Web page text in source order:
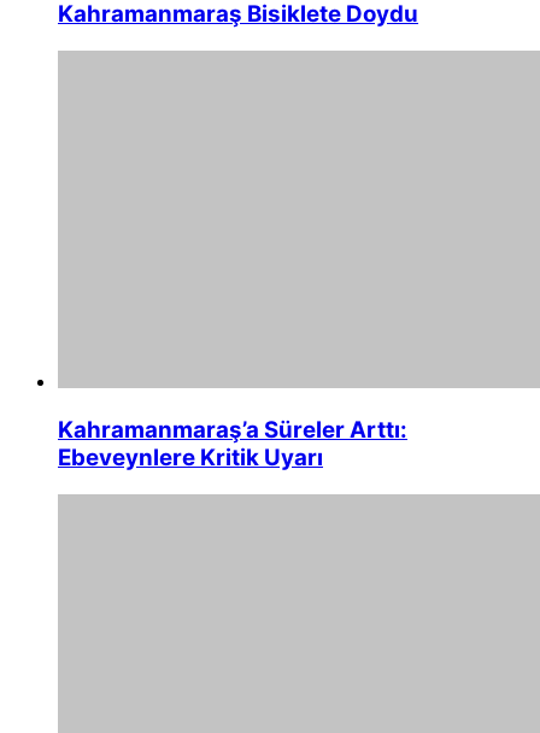
Kahramanmaraş Bisiklete Doydu
Kahramanmaraş’a Süreler Arttı:
Ebeveynlere Kritik Uyarı